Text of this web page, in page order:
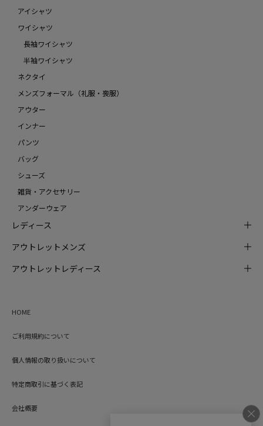
アイシャツ
ワイシャツ
長袖ワイシャツ
半袖ワイシャツ
ネクタイ
メンズフォーマル（礼服・喪服）
アウター
インナー
パンツ
バッグ
シューズ
雑貨・アクセサリー
アンダーウェア
レディース
アウトレットメンズ
アウトレットレディース
HOME
ご利用規約について
個人情報の取り扱いについて
特定商取引に基づく表記
会社概要